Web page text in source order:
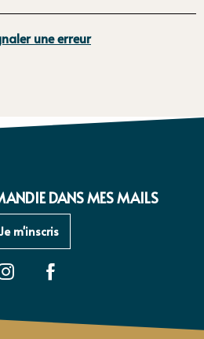
une erreur
DANS MES MAILS
m'inscris